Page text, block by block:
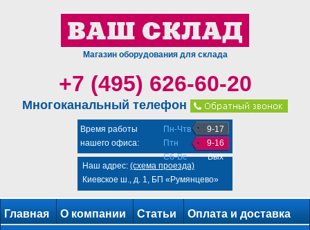
Магазин оборудования для склада
+7 (495) 626-60-20
Многоканальный телефон
Время работы
нашего офиса:
Пн-Чтв
Птн
Сб-Вс
9-17
9-16
Вых
Наш адрес: (схема проезда)
Киевское ш., д. 1, БП «Румянцево»
Главная О компании Статьи Оплата и доставка